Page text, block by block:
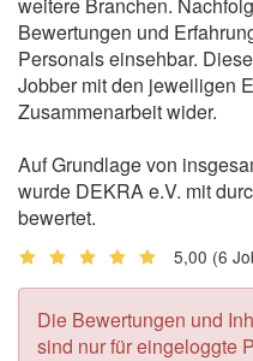
Bewertungen und
Personals einsehbar.
Jobber mit den jeweiligen
Zusammenarbeit wider.
Auf Grundlage von
wurde DEKRA e.V. mit
bewertet.
5,00 (6
Die Bewertungen und
sind nur für eingeloggte